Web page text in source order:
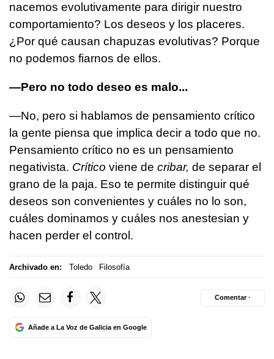
nacemos evolutivamente para dirigir nuestro
comportamiento? Los deseos y los placeres.
¿Por qué causan chapuzas evolutivas? Porque
no podemos fiarnos de ellos.
—Pero no todo deseo es malo...
—No, pero si hablamos de pensamiento crítico
la gente piensa que implica decir a todo que no.
Pensamiento crítico no es un pensamiento
negativista. Crítico viene de cribar, de separar el
grano de la paja. Eso te permite distinguir qué
deseos son convenientes y cuáles no lo son,
cuáles dominamos y cuáles nos anestesian y
hacen perder el control.
Archivado en: Toledo Filosofía
Añade a La Voz de Galicia en Google
Comentar ·